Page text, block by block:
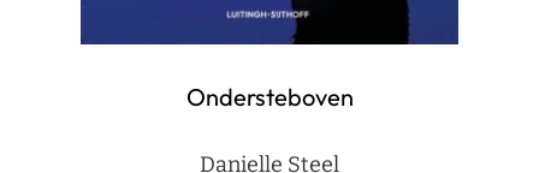
Ondersteboven
Danielle Steel